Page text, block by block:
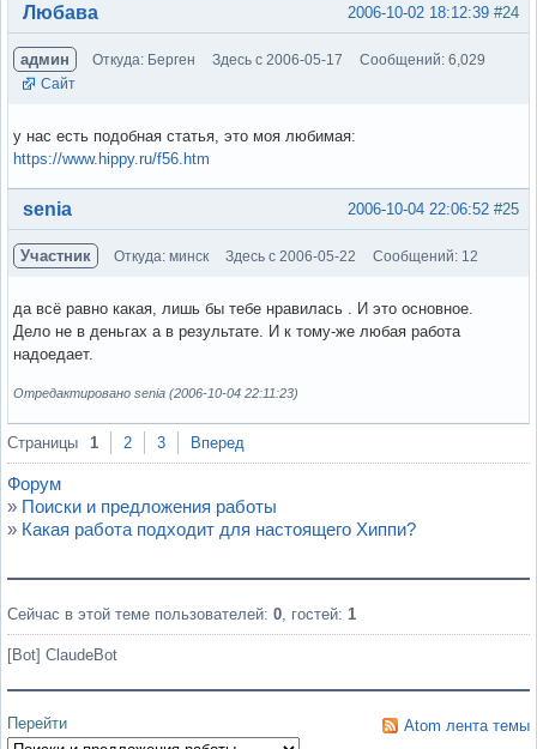
Вне форума #24
2006-10-02 18:12:39
Любава
админ Откуда: Берген Здесь с 2006-05-17
Сообщений: 6,029
Сайт
у нас есть подобная статья, это моя любимая:
https://www.hippy.ru/f56.htm
Вне форума #25
2006-10-04 22:06:52
senia
Участник Откуда: минск Здесь с 2006-05-22 Сообщений: 12
да всё равно какая, лишь бы тебе нравилась . И это основное.
Дело не в деньгах а в результате. И к тому-же любая работа
надоедает.
Отредактировано senia (2006-10-04 22:11:23)
Вне форума
Страницы 1 2 3 Вперед
Форум
» Поиски и предложения работы
» Какая работа подходит для настоящего Хиппи?
Сейчас в этой теме пользователей: 0, гостей: 1
[Bot] ClaudeBot
Перейти
Atom лента темы